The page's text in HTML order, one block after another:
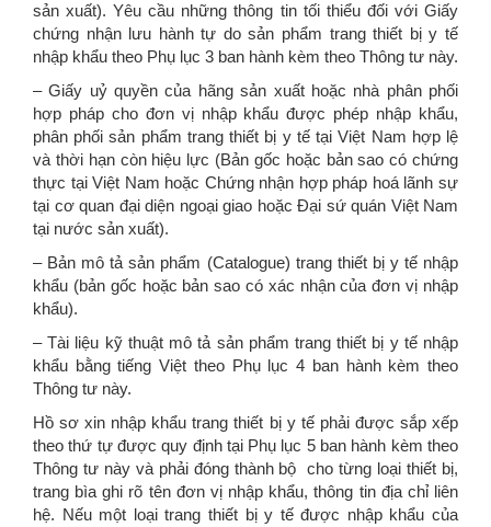
sản xuất). Yêu cầu những thông tin tối thiểu đối với Giấy
chứng nhận lưu hành tự do sản phẩm trang thiết bị y tế
nhập khẩu theo Phụ lục 3 ban hành kèm theo Thông tư này.
– Giấy uỷ quyền của hãng sản xuất hoặc nhà phân phối
hợp pháp cho đơn vị nhập khẩu được phép nhập khẩu,
phân phối sản phẩm trang thiết bị y tế tại Việt Nam hợp lệ
và thời hạn còn hiệu lực (Bản gốc hoặc bản sao có chứng
thực tại Việt Nam hoặc Chứng nhận hợp pháp hoá lãnh sự
tại cơ quan đại diện ngoại giao hoặc Đại sứ quán Việt Nam
tại nước sản xuất).
– Bản mô tả sản phẩm (Catalogue) trang thiết bị y tế nhập
khẩu (bản gốc hoặc bản sao có xác nhận của đơn vị nhập
khẩu).
– Tài liệu kỹ thuật mô tả sản phẩm trang thiết bị y tế nhập
khẩu bằng tiếng Việt theo Phụ lục 4 ban hành kèm theo
Thông tư này.
Hồ sơ xin nhập khẩu trang thiết bị y tế phải được sắp xếp
theo thứ tự được quy định tại Phụ lục 5 ban hành kèm theo
Thông tư này và phải đóng thành bộ cho từng loại thiết bị,
trang bìa ghi rõ tên đơn vị nhập khẩu, thông tin địa chỉ liên
hệ. Nếu một loại trang thiết bị y tế được nhập khẩu của